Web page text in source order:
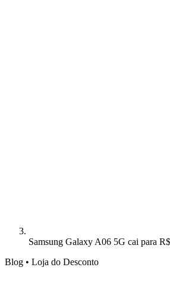
Samsung Galaxy A06 5G cai para
Blog • Loja do Desconto